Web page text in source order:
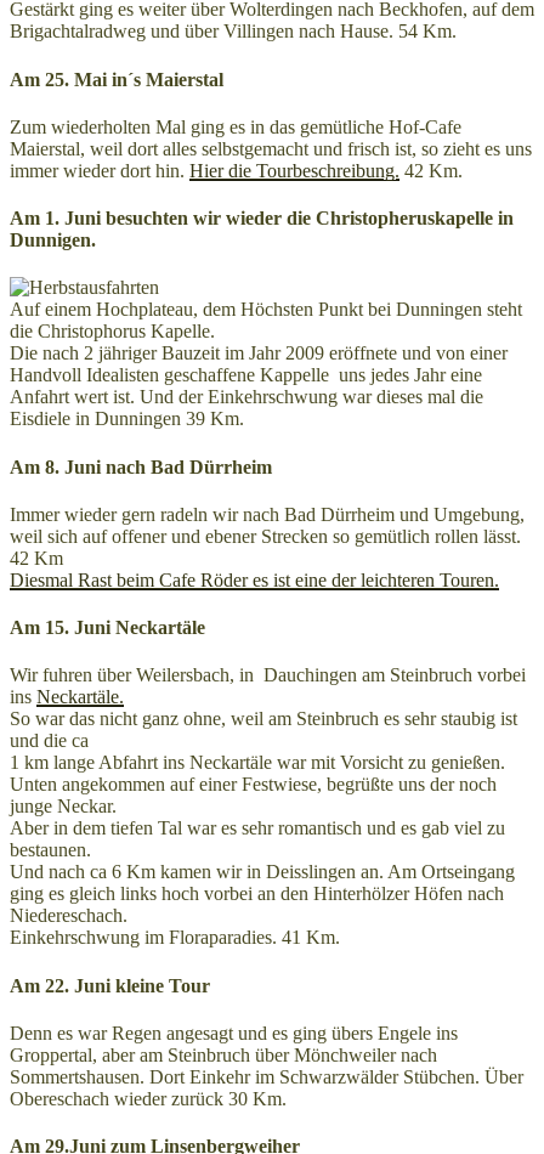
Gestärkt ging es weiter über Wolterdingen nach Beckhofen, auf dem
Brigachtalradweg und über Villingen nach Hause. 54 Km.
Am 25. Mai in´s Maierstal
Zum wiederholten Mal ging es in das gemütliche Hof-Cafe
Maierstal, weil dort alles selbstgemacht und frisch ist, so zieht es uns
immer wieder dort hin. Hier die Tourbeschreibung. 42 Km.
Am 1. Juni besuchten wir wieder die Christopheruskapelle in
Dunnigen.
Auf einem Hochplateau, dem Höchsten Punkt bei Dunningen steht
die Christophorus Kapelle.
Die nach 2 jähriger Bauzeit im Jahr 2009 eröffnete und von einer
Handvoll Idealisten geschaffene Kappelle uns jedes Jahr eine
Anfahrt wert ist. Und der Einkehrschwung war dieses mal die
Eisdiele in Dunningen 39 Km.
Am 8. Juni nach Bad Dürrheim
Immer wieder gern radeln wir nach Bad Dürrheim und Umgebung,
weil sich auf offener und ebener Strecken so gemütlich rollen lässt.
42 Km
Diesmal Rast beim Cafe Röder es ist eine der leichteren Touren.
Am 15. Juni Neckartäle
Wir fuhren über Weilersbach, in Dauchingen am Steinbruch vorbei
ins Neckartäle.
So war das nicht ganz ohne, weil am Steinbruch es sehr staubig ist
und die ca
1 km lange Abfahrt ins Neckartäle war mit Vorsicht zu genießen.
Unten angekommen auf einer Festwiese, begrüßte uns der noch
junge Neckar.
Aber in dem tiefen Tal war es sehr romantisch und es gab viel zu
bestaunen.
Und nach ca 6 Km kamen wir in Deisslingen an. Am Ortseingang
ging es gleich links hoch vorbei an den Hinterhölzer Höfen nach
Niedereschach.
Einkehrschwung im Floraparadies. 41 Km.
Am 22. Juni kleine Tour
Denn es war Regen angesagt und es ging übers Engele ins
Groppertal, aber am Steinbruch über Mönchweiler nach
Sommertshausen. Dort Einkehr im Schwarzwälder Stübchen. Über
Obereschach wieder zurück 30 Km.
Am 29.Juni zum Linsenbergweiher